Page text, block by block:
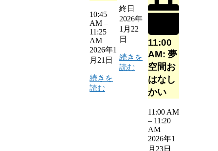
10:45
AM –
11:25
AM
2026年1
月21日
続きを
読む
終日
2026年
1月22
日
続きを
読む
11:00
AM: 夢
空間お
はなし
かい
11:00 AM
– 11:20
AM
2026年1
月23日